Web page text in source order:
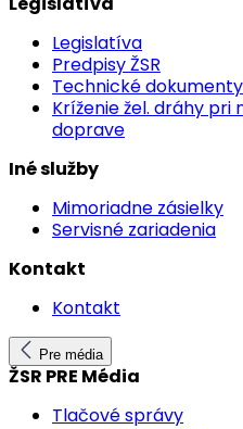
Legislatíva
Predpisy ŽSR
Technické dokumenty
Kríženie žel. dráhy
doprave
Iné služby
Mimoriadne zásielky
Servisné zariadenia
Kontakt
Kontakt
Pre média
ŽSR PRE Média
Tlačové správy